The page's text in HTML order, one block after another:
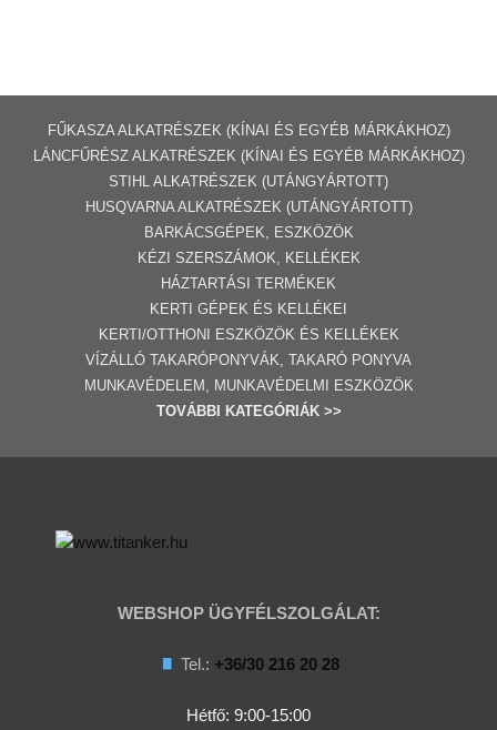
FŰKASZA ALKATRÉSZEK (KÍNAI ÉS EGYÉB MÁRKÁKHOZ)
LÁNCFŰRÉSZ ALKATRÉSZEK (KÍNAI ÉS EGYÉB MÁRKÁKHOZ)
STIHL ALKATRÉSZEK (UTÁNGYÁRTOTT)
HUSQVARNA ALKATRÉSZEK (UTÁNGYÁRTOTT)
BARKÁCSGÉP EK, ESZKÖZÖK
KÉZI SZERSZÁMOK, KELLÉKEK
HÁZTARTÁSI TERMÉKEK
KERTI GÉPE K ÉS KELLÉKEI
KERTI/OTTHONI ESZKÖZÖK ÉS KELLÉKEK
VÍZÁLLÓ TAKARÓPONYVÁK, TAKARÓ PONYVA
MUNKAVÉDELEM, MUNKAVÉDELMI ESZKÖZÖK
TOVÁBBI
KATEGÓRI ÁK >>
WEBSHOP ÜGYFÉLSZOLGÁLAT:
Tel.: +36/30 216 20 28
Hétfő: 9:00-15:00